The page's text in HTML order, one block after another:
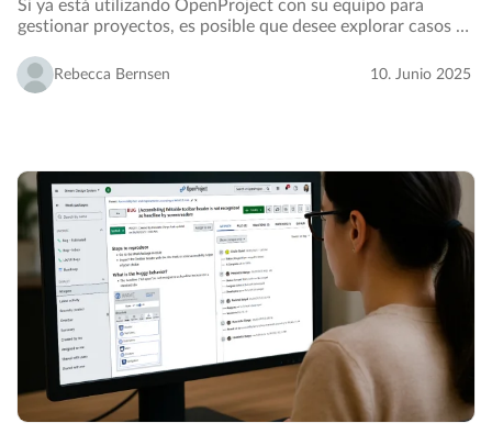
Si ya está utilizando OpenProject con su equipo para
gestionar proyectos, es posible que desee explorar casos de
incidencias: una forma flexible de gestionar…
Rebecca Bernsen 10. Junio 2025